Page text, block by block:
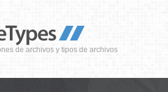
de archivos y tipos de archivos